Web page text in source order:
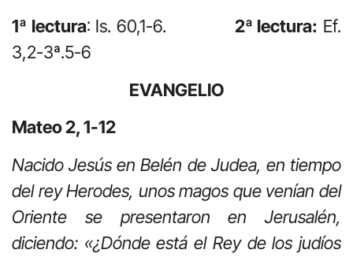
1ª lectura: Is. 60,1-6. 2ª lectura: Ef.
3,2-3ª.5-6
EVANGELIO
Mateo 2, 1-12
Nacido Jesús en Belén de Judea, en tiempo
del rey Herodes, unos magos que venían del
Oriente se presentaron en Jerusalén,
diciendo: «¿Dónde está el Rey de los judíos